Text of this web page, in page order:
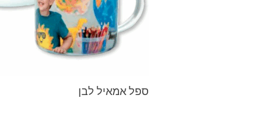
ספל אמאיל לבן